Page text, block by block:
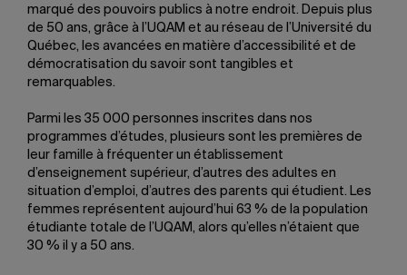
marqué des pouvoirs publics à notre endroit. Depuis plus
de 50 ans, grâce à l’UQAM et au réseau de l’Université du
Québec, les avancées en matière d’accessibilité et de
démocratisation du savoir sont tangibles et
remarquables.
Parmi les 35 000 personnes inscrites dans nos
programmes d’études, plusieurs sont les premières de
leur famille à fréquenter un établissement
d’enseignement supérieur, d’autres des adultes en
situation d’emploi, d’autres des parents qui étudient. Les
femmes représentent aujourd’hui 63 % de la population
étudiante totale de l’UQAM, alors qu’elles n’étaient que
30 % il y a 50 ans.